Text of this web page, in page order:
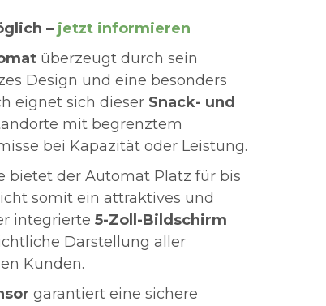
– jetzt informieren
überzeugt durch sein
Design und eine besonders
eignet sich dieser Snack- und
mit begrenztem
bei Kapazität oder Leistung.
bietet der Automat Platz für bis
somit ein attraktives und
integrierte 5-Zoll-Bildschirm
Darstellung aller
Kunden.
garantiert eine sichere